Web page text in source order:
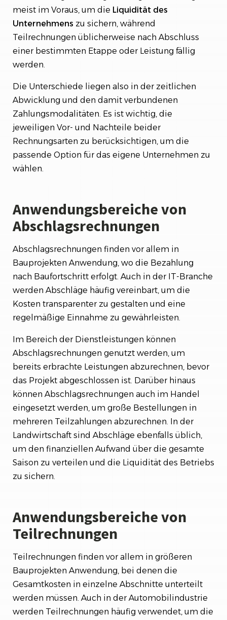
meist im Voraus, um die Liquidität des
Unternehmens zu sichern, während
Teilrechnungen üblicherweise nach Abschluss
einer bestimmten Etappe oder Leistung fällig
werden.
Die Unterschiede liegen also in der zeitlichen
Abwicklung und den damit verbundenen
Zahlungsmodalitäten. Es ist wichtig, die
jeweiligen Vor- und Nachteile beider
Rechnungsarten zu berücksichtigen, um die
passende Option für das eigene Unternehmen zu
wählen.
Anwendungsbereiche von
Abschlagsrechnungen
Abschlagsrechnungen finden vor allem in
Bauprojekten Anwendung, wo die Bezahlung
nach Baufortschritt erfolgt. Auch in der IT-Branche
werden Abschläge häufig vereinbart, um die
Kosten transparenter zu gestalten und eine
regelmäßige Einnahme zu gewährleisten.
Im Bereich der Dienstleistungen können
Abschlagsrechnungen genutzt werden, um
bereits erbrachte Leistungen abzurechnen, bevor
das Projekt abgeschlossen ist. Darüber hinaus
können Abschlagsrechnungen auch im Handel
eingesetzt werden, um große Bestellungen in
mehreren Teilzahlungen abzurechnen. In der
Landwirtschaft sind Abschläge ebenfalls üblich,
um den finanziellen Aufwand über die gesamte
Saison zu verteilen und die Liquidität des Betriebs
zu sichern.
Anwendungsbereiche von
Teilrechnungen
Teilrechnungen finden vor allem in größeren
Bauprojekten Anwendung, bei denen die
Gesamtkosten in einzelne Abschnitte unterteilt
werden müssen. Auch in der Automobilindustrie
werden Teilrechnungen häufig verwendet, um die